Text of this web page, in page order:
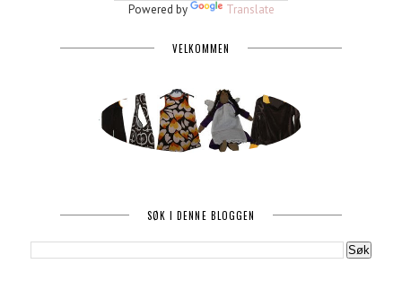
Powered by Translate
VELKOMMEN
SØK I DENNE BLOGGEN